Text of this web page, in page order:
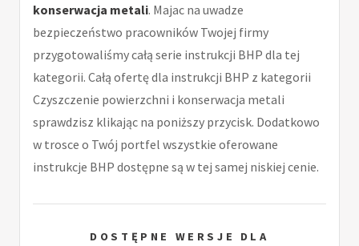
konserwacja metali. Majac na uwadze
bezpieczeństwo pracowników Twojej firmy
przygotowaliśmy całą serie instrukcji BHP dla tej
kategorii. Całą ofertę dla instrukcji BHP z kategorii
Czyszczenie powierzchni i konserwacja metali
sprawdzisz klikając na poniższy przycisk. Dodatkowo
w trosce o Twój portfel wszystkie oferowane
instrukcje BHP dostępne są w tej samej niskiej cenie.
DOSTĘPNE WERSJE DLA